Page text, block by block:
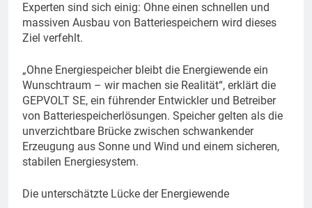
Experten sind sich einig: Ohne einen schnellen und
massiven Ausbau von Batteriespeichern wird dieses
Ziel verfehlt.
„Ohne Energiespeicher bleibt die Energiewende ein
Wunschtraum – wir machen sie Realität“, erklärt die
GEPVOLT SE, ein führender Entwickler und Betreiber
von Batteriespeicherlösungen. Speicher gelten als die
unverzichtbare Brücke zwischen schwankender
Erzeugung aus Sonne und Wind und einem sicheren,
stabilen Energiesystem.
Die unterschätzte Lücke der Energiewende